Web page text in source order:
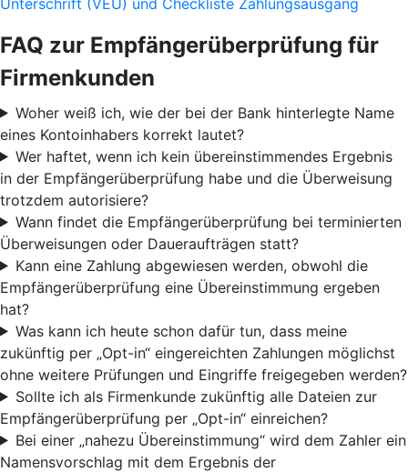
FAQ zur Empfängerüberprüfung für
Firmenkunden
Woher weiß ich, wie der bei der Bank hinterlegte Name
eines Kontoinhabers korrekt lautet?
Wer haftet, wenn ich kein übereinstimmendes Ergebnis
in der Empfängerüberprüfung habe und die Überweisung
trotzdem autorisiere?
Wann findet die Empfängerüberprüfung bei terminierten
Überweisungen oder Daueraufträgen statt?
Kann eine Zahlung abgewiesen werden, obwohl die
Empfängerüberprüfung eine Übereinstimmung ergeben
hat?
Was kann ich heute schon dafür tun, dass meine
zukünftig per „Opt-in“ eingereichten Zahlungen möglichst
ohne weitere Prüfungen und Eingriffe freigegeben werden?
Sollte ich als Firmenkunde zukünftig alle Dateien zur
Empfängerüberprüfung per „Opt-in“ einreichen?
Bei einer „nahezu Übereinstimmung“ wird dem Zahler ein
Namensvorschlag mit dem Ergebnis der